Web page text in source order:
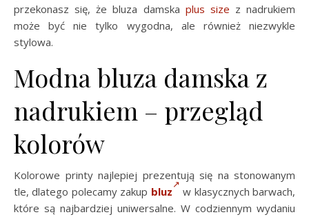
przekonasz się, że bluza damska plus size z nadrukiem
może być nie tylko wygodna, ale również niezwykle
stylowa.
Modna bluza damska z
nadrukiem – przegląd
kolorów
Kolorowe printy najlepiej prezentują się na stonowanym
tle, dlatego polecamy zakup bluz
w klasycznych barwach,
które są najbardziej uniwersalne. W codziennym wydaniu